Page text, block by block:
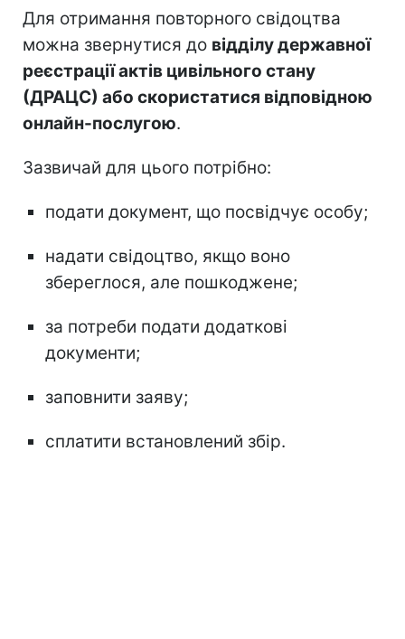
Для отримання повторного свідоцтва
можна звернутися до відділу державної
реєстрації актів цивільного стану
(ДРАЦС) або скористатися відповідною
онлайн-послугою.
Зазвичай для цього потрібно:
подати документ, що посвідчує особу;
надати свідоцтво, якщо воно
збереглося, але пошкоджене;
за потреби подати додаткові
документи;
заповнити заяву;
сплатити встановлений збір.